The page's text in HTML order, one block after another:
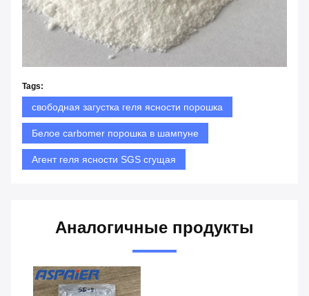
Tags:
свободная загустка геля ясности порошка
Белое carbomer порошка в шампуне
Агент геля ясности SGS сгущая
Аналогичные продукты